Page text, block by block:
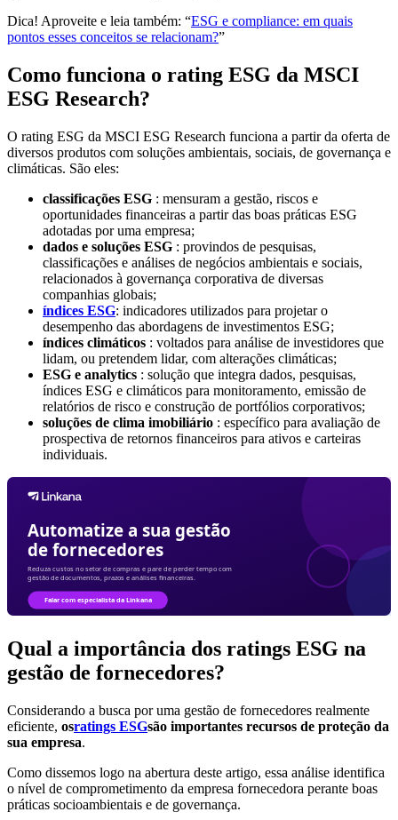
Dica! Aproveite e leia também: “ESG e compliance: em quais
pontos esses conceitos se relacionam?”
Como funciona o rating ESG da MSCI
ESG Research?
O rating ESG da MSCI ESG Research funciona a partir da oferta de
diversos produtos com soluções ambientais, sociais, de governança e
climáticas. São eles:
classificações ESG : mensuram a gestão, riscos e
oportunidades financeiras a partir das boas práticas ESG
adotadas por uma empresa;
dados e soluções ESG : provindos de pesquisas,
classificações e análises de negócios ambientais e sociais,
relacionados à governança corporativa de diversas
companhias globais;
índices ESG: indicadores utilizados para projetar o
desempenho das abordagens de investimentos ESG;
índices climáticos : voltados para análise de investidores que
lidam, ou pretendem lidar, com alterações climáticas;
ESG e analytics : solução que integra dados, pesquisas,
índices ESG e climáticos para monitoramento, emissão de
relatórios de risco e construção de portfólios corporativos;
soluções de clima imobiliário : específico para avaliação de
prospectiva de retornos financeiros para ativos e carteiras
individuais.
Qual a importância dos ratings ESG na
gestão de fornecedores?
Considerando a busca por uma gestão de fornecedores realmente
eficiente, osratings ESGsão importantes recursos de proteção da
sua empresa.
Como dissemos logo na abertura deste artigo, essa análise identifica
o nível de comprometimento da empresa fornecedora perante boas
práticas socioambientais e de governança.